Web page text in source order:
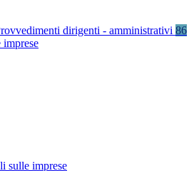
dirigenti - amministrativi 86
sulle imprese